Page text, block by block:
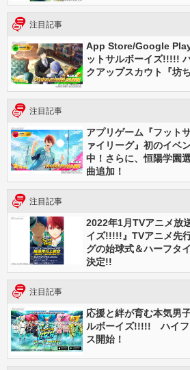
注目記事
App Store/Google
ットサルボーイズ!!!!!
クアップスカウト『坊
注目記事
アプリゲーム『フット
ァイリーグ』初のイベ
中！さらに、恒陽学園
曲追加！
注目記事
2022年1月TVアニメ放
イズ!!!!!』TVアニメ先
グの始球式＆ハーフタ
決定!!
注目記事
応援と絆が育む本気男
ルボーイズ!!!!! ハイフ
ス開始！